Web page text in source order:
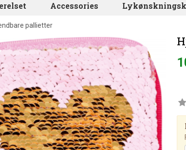
Accessories
pallietter